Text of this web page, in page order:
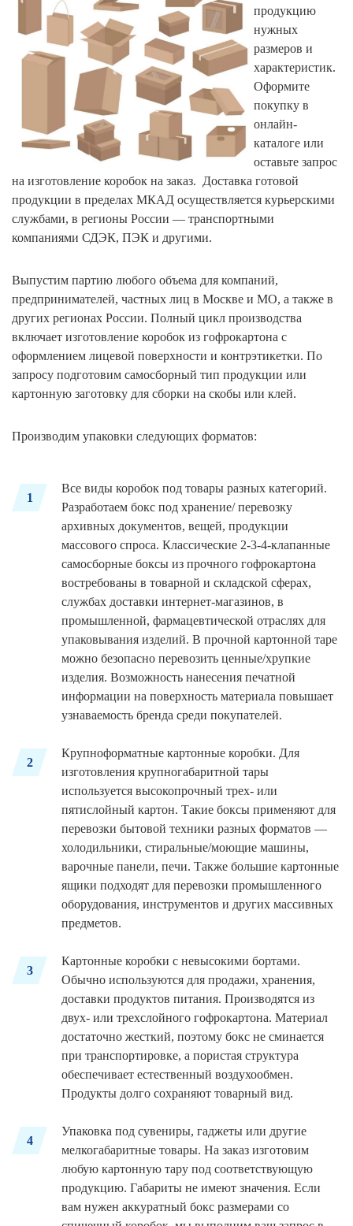
продукцию
нужных
размеров и
характеристик.
Оформите
покупку в
онлайн-
каталоге или
оставьте запрос
на изготовление коробок на заказ. Доставка готовой
продукции в пределах МКАД осуществляется курьерскими
службами, в регионы России — транспортными
компаниями СДЭК, ПЭК и другими.
Выпустим партию любого объема для компаний,
предпринимателей, частных лиц в Москве и МО, а также в
других регионах России. Полный цикл производства
включает изготовление коробок из гофрокартона с
оформлением лицевой поверхности и контрэтикетки. По
запросу подготовим самосборный тип продукции или
картонную заготовку для сборки на скобы или клей.
Производим упаковки следующих форматов:
1
Все виды коробок под товары разных категорий.
Разработаем бокс под хранение/ перевозку
архивных документов, вещей, продукции
массового спроса. Классические 2-3-4-клапанные
самосборные боксы из прочного гофрокартона
востребованы в товарной и складской сферах,
службах доставки интернет-магазинов, в
промышленной, фармацевтической отраслях для
упаковывания изделий. В прочной картонной таре
можно безопасно перевозить ценные/хрупкие
изделия. Возможность нанесения печатной
информации на поверхность материала повышает
узнаваемость бренда среди покупателей.
2
Крупноформатные картонные коробки. Для
изготовления крупногабаритной тары
используется высокопрочный трех- или
пятислойный картон. Такие боксы применяют для
перевозки бытовой техники разных форматов —
холодильники, стиральные/моющие машины,
варочные панели, печи. Также большие картонные
ящики подходят для перевозки промышленного
оборудования, инструментов и других массивных
предметов.
3
Картонные коробки с невысокими бортами.
Обычно используются для продажи, хранения,
доставки продуктов питания. Производятся из
двух- или трехслойного гофрокартона. Материал
достаточно жесткий, поэтому бокс не сминается
при транспортировке, а пористая структура
обеспечивает естественный воздухообмен.
Продукты долго сохраняют товарный вид.
4
Упаковка под сувениры, гаджеты или другие
мелкогабаритные товары. На заказ изготовим
любую картонную тару под соответствующую
продукцию. Габариты не имеют значения. Если
вам нужен аккуратный бокс размерами со